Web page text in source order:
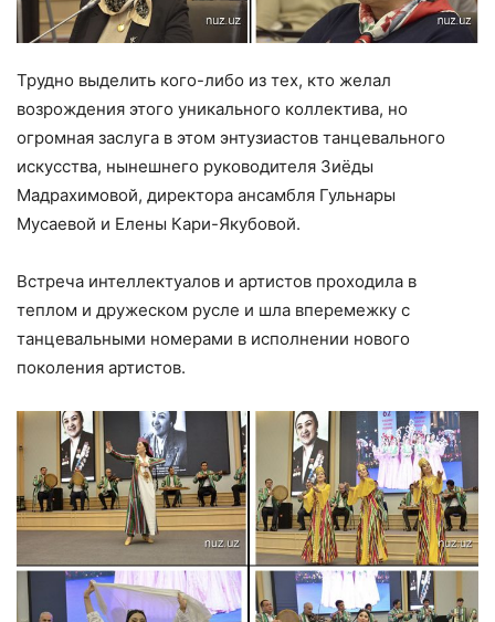
Трудно выделить кого-либо из тех, кто желал
возрождения этого уникального коллектива, но
огромная заслуга в этом энтузиастов танцевального
искусства, нынешнего руководителя Зиёды
Мадрахимовой, директора ансамбля Гульнары
Мусаевой и Елены Кари-Якубовой.
Встреча интеллектуалов и артистов проходила в
теплом и дружеском русле и шла вперемежку с
танцевальными номерами в исполнении нового
поколения артистов.